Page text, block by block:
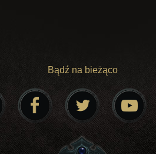
Bądź na bieżąco